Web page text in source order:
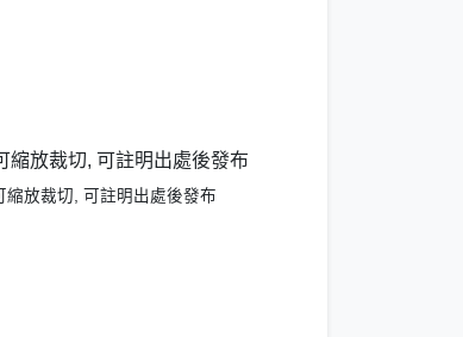
縮放裁切, 可註明出處後發布
放裁切, 可註明出處後發布